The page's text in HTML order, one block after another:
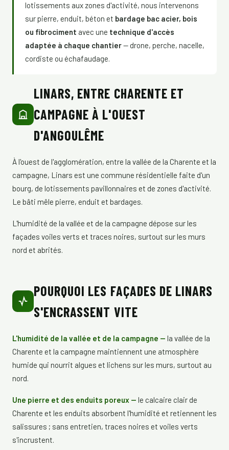
lotissements aux zones d'activité, nous intervenons
sur pierre, enduit, béton et bardage bac acier, bois
ou fibrociment avec une technique d'accès
adaptée à chaque chantier— drone, perche, nacelle,
cordiste ou échafaudage.
LINARS, ENTRE CHARENTE ET
CAMPAGNE À L'OUEST
D'ANGOULÊME
À l'ouest de l'agglomération, entre la vallée de la Charente et la
campagne, Linars est une commune résidentielle faite d'un
bourg, de lotissements pavillonnaires et de zones d'activité.
Le bâti mêle pierre, enduit et bardages.
L'humidité de la vallée et de la campagne dépose sur les
façades voiles verts et traces noires, surtout sur les murs
nord et abrités.
POURQUOI LES FAÇADES DE LINARS
S'ENCRASSENT VITE
L'humidité de la vallée et de la campagne — la vallée de la
Charente et la campagne maintiennent une atmosphère
humide qui nourrit algues et lichens sur les murs, surtout au
nord.
Une pierre et des enduits poreux — le calcaire clair de
Charente et les enduits absorbent l'humidité et retiennent les
salissures ; sans entretien, traces noires et voiles verts
s'incrustent.